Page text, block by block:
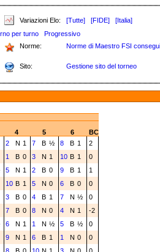
Variazioni Elo: [Tutte] [FIDE]
[Italia]
per turno
Progressivo
Norme: Norme di Maestro FSI
Sito: Gestione sito del torneo
4 5 6
BC
2 N 1 7 B ½ 8 B 1
2
1 B 0 3 N 1 10 B 1
0
5 N 1 2 B 0 9 B 1
1
10 B 1 5 N 0 6 B 0
0
3 B 0 4 B 1 7 N ½
0
7 B 0 8 N 0 4 N 1
-2
6 N 1 1 N ½ 5 B ½
0
9 N 1 6 B 1 1 N 0
0